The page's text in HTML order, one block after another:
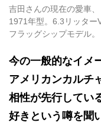
吉田さんの現在の愛車
1971年型。6.3リッタ
フラッグシップモデル。
今の一般的なイメ
アメリカンカルチ
相性が先行してい
好きという噂を聞